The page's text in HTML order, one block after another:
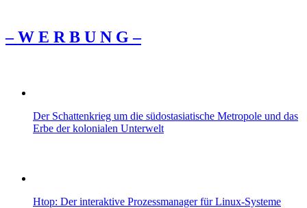
– W Ε R Β U Ν G –
Der Schattenkrieg um die südostasiatische Metropole und das
Erbe der kolonialen Unterwelt
Htop: Der interaktive Prozessmanager für Linux-Systeme